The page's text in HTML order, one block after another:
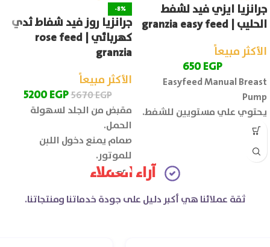
جرانزيا ايزي فيد لشفط
الحليب | granzia easy feed
الأكثر مبيعاً
650EGP
Easyfeed Manual Breast
Pump
يحتوي علي مستويين للشفط.
-8%
جرانزيا روز فيد شفاط ثدي
كهربائي | rose feed
granzia
الأكثر مبيعاً
5670EGP
5200EGP
مقبض من الجلد لسهولة
الحمل.
صمام يمنع دخول اللبن
للموتور.
آراء العملاء
ثقة عملائنا هي أكبر دليل على جودة خدماتنا ومنتجاتنا.